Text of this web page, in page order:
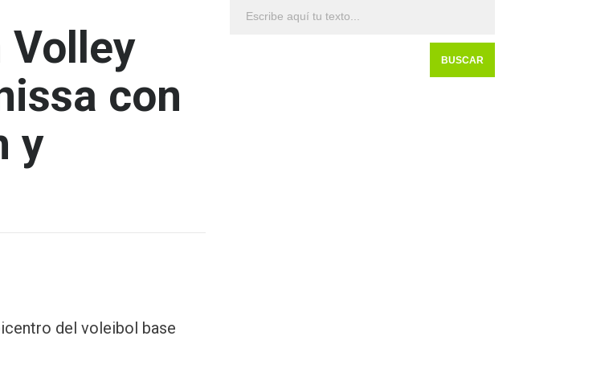
Volley
con
y
del voleibol base